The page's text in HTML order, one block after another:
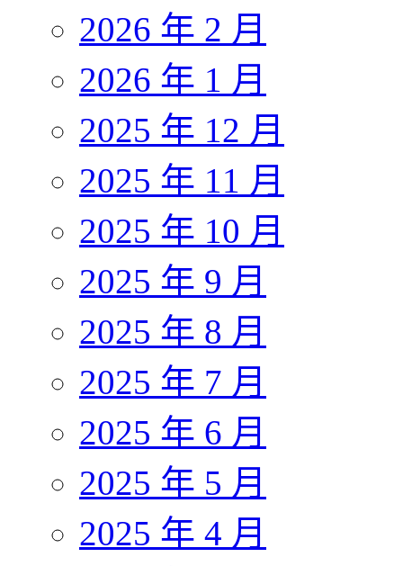
2026 年 2 月
2026 年 1 月
2025 年 12 月
2025 年 11 月
2025 年 10 月
2025 年 9 月
2025 年 8 月
2025 年 7 月
2025 年 6 月
2025 年 5 月
2025 年 4 月